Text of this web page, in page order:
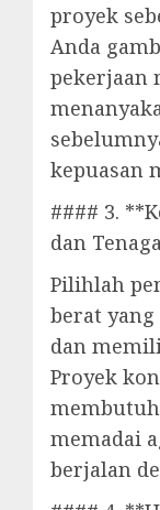
proyek
Anda
pekerjaan
kepuasan
#### 3.
dan
Pilihlah
berat
dan
Proyek
memadai
berjalan